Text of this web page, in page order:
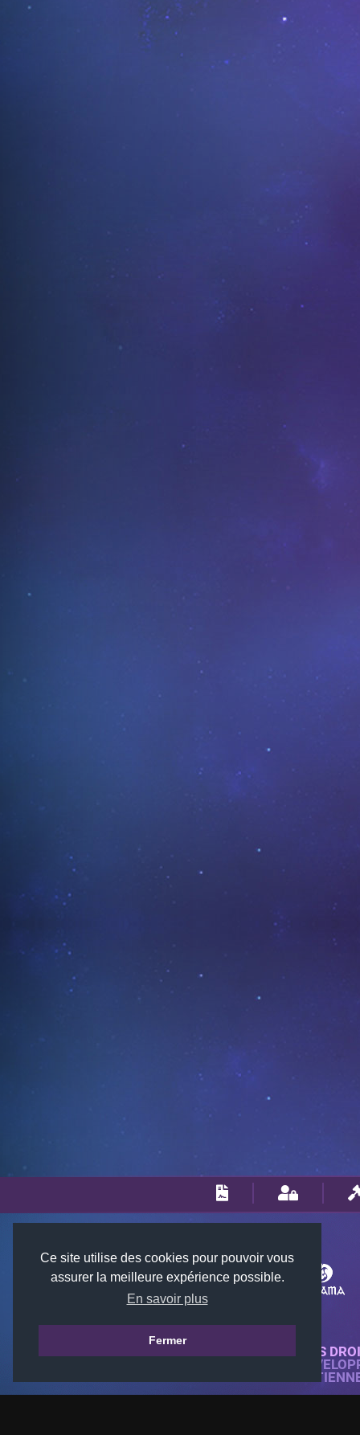
Ce site utilise des cookies pour pouvoir vous
assurer la meilleure expérience possible.
En savoir plus
Fermer
© 2018-2026 KTARENA. TOUS
SITE WEB ENTIÈREMENT
TOUTES LES IMAGES